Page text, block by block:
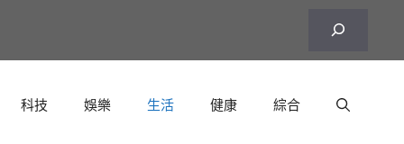
科技 娛樂 生活 健康 綜合